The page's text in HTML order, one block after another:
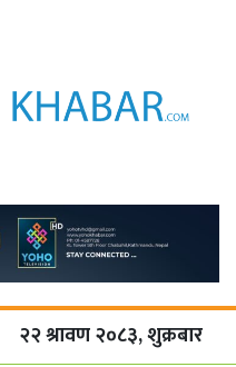
२२ श्रावण २०८३, शुक्रबार